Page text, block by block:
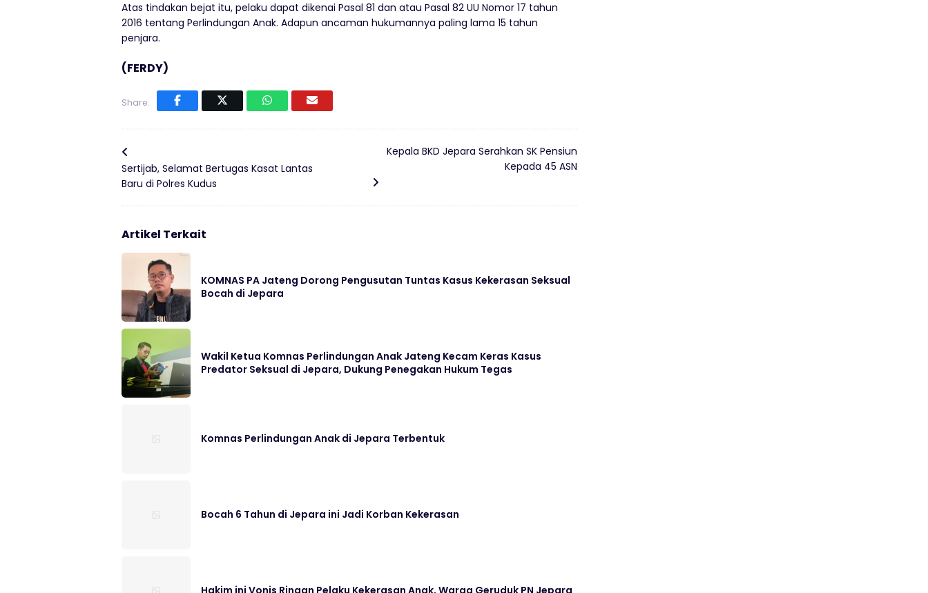
Atas tindakan bejat itu, pelaku dapat dikenai Pasal 81 dan atau Pasal 82 UU Nomor 17 tahun
2016 tentang Perlindungan Anak. Adapun ancaman hukumannya paling lama 15 tahun
penjara.
(FERDY)
Share:
Sertijab, Selamat Bertugas Kasat Lantas
Baru di Polres Kudus
Kepala BKD Jepara Serahkan SK Pensiun
Kepada 45 ASN
Artikel Terkait
KOMNAS PA Jateng Dorong Pengusutan Tuntas Kasus Kekerasan Seksual
Bocah di Jepara
Wakil Ketua Komnas Perlindungan Anak Jateng Kecam Keras Kasus
Predator Seksual di Jepara, Dukung Penegakan Hukum Tegas
Komnas Perlindungan Anak di Jepara Terbentuk
Bocah 6 Tahun di Jepara ini Jadi Korban Kekerasan